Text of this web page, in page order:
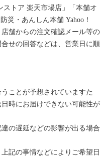
ストア 楽天市場店」「本舗オ
災・あんしん本舗 Yahoo！
舗からの注文確認メール等の
せの回答などは、営業日に順
ことが予想されていますた
時にお届けできない可能性が
の遅延などの影響が出る場合
記の事情などによりご希望日